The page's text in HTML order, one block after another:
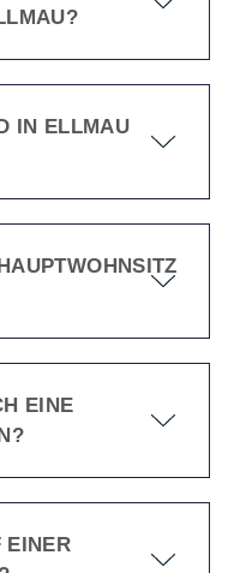
IN ELLMAU
EINE
EINER